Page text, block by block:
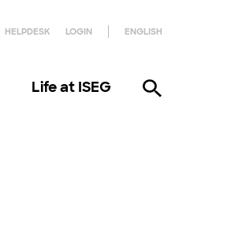
HELPDESK LOGIN ENGLISH
Life at ISEG